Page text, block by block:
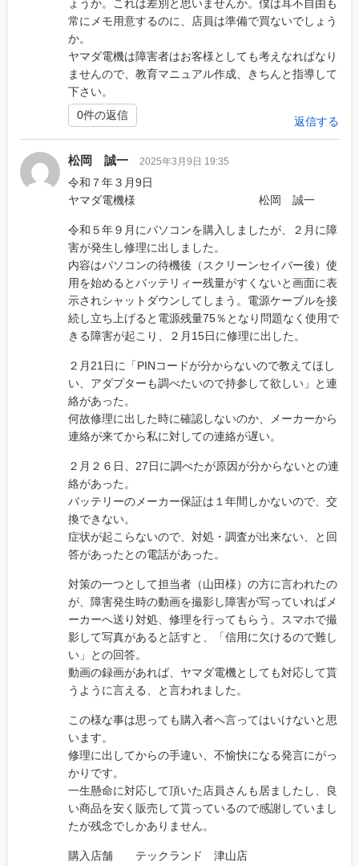
ょうか。これは差別と思いませんか。僕は耳不自由も
常にメモ用意するのに、店員は準備で買ないでしょう
か。
ヤマダ電機は障害者はお客様としても考えなればなり
ませんので、教育マニュアル作成、きちんと指導して
下さい。
返信する
0件の返信
松岡 誠一 2025年3月9日 19:35
令和７年３月9日
ヤマダ電機様 松岡 誠一
令和５年９月にパソコンを購入しましたが、２月に障
害が発生し修理に出しました。
内容はパソコンの待機後（スクリーンセイバー後）使
用を始めるとバッテリィー残量がすくないと画面に表
示されシャットダウンしてしまう。電源ケーブルを接
続し立ち上げると電源残量75％となり問題なく使用で
きる障害が起こり、２月15日に修理に出した。
２月21日に「PINコードが分からないので教えてほし
い、アダプターも調べたいので持参して欲しい」と連
絡があった。
何故修理に出した時に確認しないのか、メーカーから
連絡が来てから私に対しての連絡が遅い。
２月２６日、27日に調べたが原因が分からないとの連
絡があった。
バッテリーのメーカー保証は１年間しかないので、交
換できない。
症状が起こらないので、対処・調査が出来ない、と回
答があったとの電話があった。
対策の一つとして担当者（山田様）の方に言われたの
が、障害発生時の動画を撮影し障害が写っていればメ
ーカーへ送り対処、修理を行ってもらう。スマホで撮
影して写真があると話すと、「信用に欠けるので難し
い」との回答。
動画の録画があれば、ヤマダ電機としても対応して貰
うように言える、と言われました。
この様な事は思っても購入者へ言ってはいけないと思
います。
修理に出してからの手違い、不愉快になる発言にがっ
かりです。
一生懸命に対応して頂いた店員さんも居ましたし、良
い商品を安く販売して貰っているので感謝していまし
たが残念でしかありません。
購入店舗 テックランド 津山店